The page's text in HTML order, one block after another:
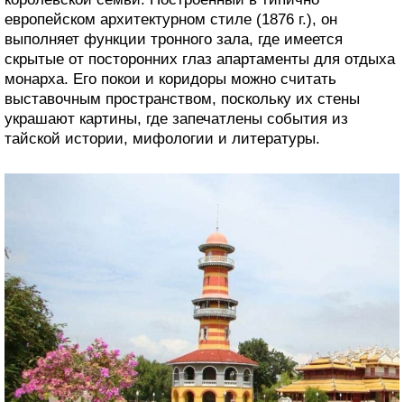
европейском архитектурном стиле (1876 г.), он
выполняет функции тронного зала, где имеется
скрытые от посторонних глаз апартаменты для отдыха
монарха. Его покои и коридоры можно считать
выставочным пространством, поскольку их стены
украшают картины, где запечатлены события из
тайской истории, мифологии и литературы.